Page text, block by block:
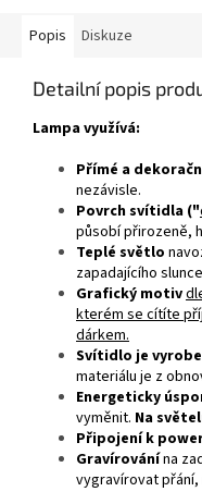
Popis Diskuze
Detailní popis
Lampa využívá:
Přímé a
nezávisle.
Povrch svítidla ("
působí přirozeně,
Teplé světlo
zapadajícího
Grafický motiv
kterém se cítíte
dárkem.
Svítidlo je
materiálu je z
Energeticky
vyměnit. Na
Připojení k
Gravírovánína
vygravírovat